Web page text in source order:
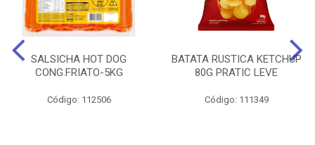
SALSICHA HOT DOG
CONG.FRIATO-5KG
Código: 112506
BATATA RUSTICA KETCHUP
80G PRATIC LEVE
Código: 111349